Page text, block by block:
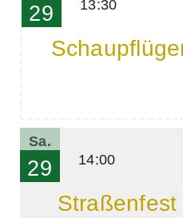
29 13:30
Sa.
29 14:00